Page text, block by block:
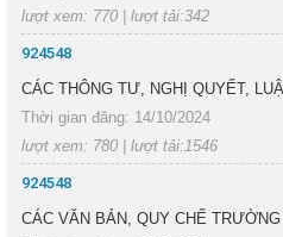
lượt xem: 770 | lượt tải:342
924548
CÁC THÔNG TƯ, NGHỊ QUYẾT,
Thời gian đăng: 14/10/2024
lượt xem: 780 | lượt tải:1546
924548
CÁC VĂN BẢN, QUY CHẾ TRƯỜNG